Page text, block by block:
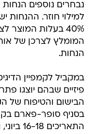
נבחרים נוספים
40% בעלות
המומלץ לצרכן של
הנחות.
במקביל לקמפיין
פיזיים שבהם יוצגו
הבישום והטיפוח של
בסניף סופר-פארם